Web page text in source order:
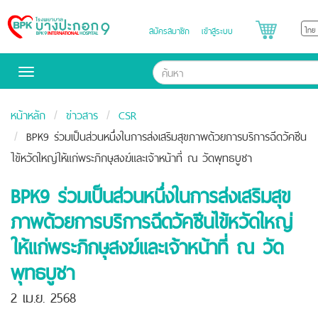
Bangpakok
Hospital
สมัครสมาชิก เข้าสู่ระบบ
Toggle
หน้าหลัก ข่าวสาร
CSR
BPK9 ร่วมเป็นส่วนหนึ่งในการส่งเสริมสุขภาพด้วยการบริการฉีดวัคซีน
ไข้หวัดใหญ่ให้แก่พระภิกษุสงฆ์และเจ้าหน้าที่ ณ วัดพุทธบูชา
BPK9 ร่วมเป็นส่วนหนึ่งในการส่งเสริมสุข
ภาพด้วยการบริการฉีดวัคซีนไข้หวัดใหญ่
ให้แก่พระภิกษุสงฆ์และเจ้าหน้าที่ ณ วัด
พุทธบูชา
2 เม.ย. 2568